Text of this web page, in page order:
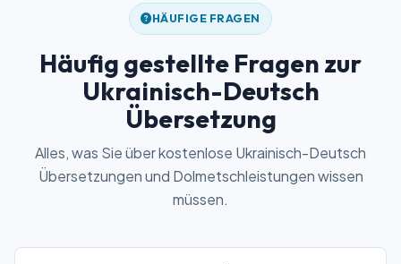
HÄUFIGE FRAGEN
Häufig gestellte Fragen zur
Ukrainisch-Deutsch
Übersetzung
Alles, was Sie über kostenlose Ukrainisch-Deutsch
Übersetzungen und Dolmetschleistungen wissen
müssen.